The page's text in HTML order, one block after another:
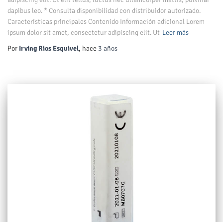
dapibus leo. * Consulta disponibilidad con distribuidor autorizado.
Características principales Contenido Información adicional Lorem
ipsum dolor sit amet, consectetur adipiscing elit. Ut Leer más
Por Irving Rios Esquivel, hace 3 años